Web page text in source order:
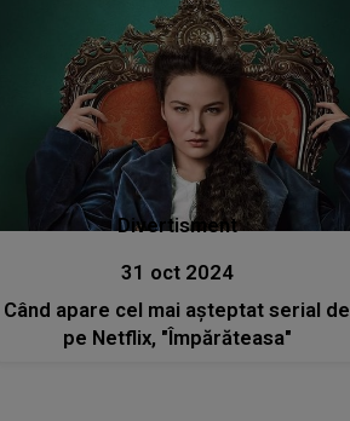
Divertisment
31 oct 2024
Când apare cel mai așteptat serial de
pe Netflix, "Împărăteasa"